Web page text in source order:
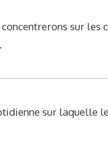
sur
sur laquelle